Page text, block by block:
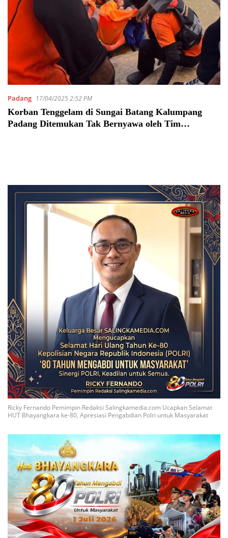
Padang 17/04/2025 2:52 PM
Korban Tenggelam di Sungai Batang Kalumpang
Padang Ditemukan Tak Bernyawa oleh Tim
Ricky Fernando Pemimpin Redaksi Salingkamedia.com Ucapkan Selamat
HUT Bhayangkara ke-80, Apresiasi Pengabdian Polri untuk Masyarakat